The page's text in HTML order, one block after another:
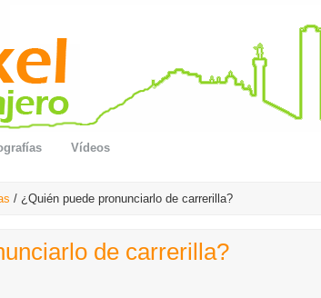
Vídeos
/ ¿Quién puede pronunciarlo de carrerilla?
de carrerilla?